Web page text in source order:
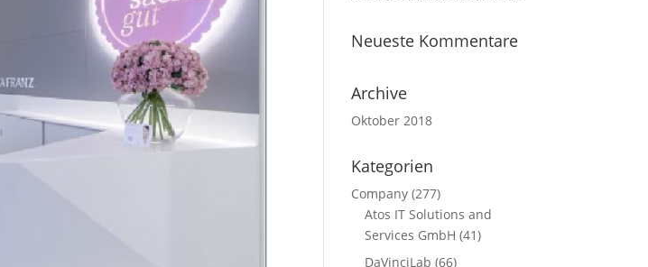
Neueste Kommentare
Archive
Oktober 2018
Kategorien
Company (277)
Atos IT Solutions and
Services GmbH (41)
DaVinciLab (66)